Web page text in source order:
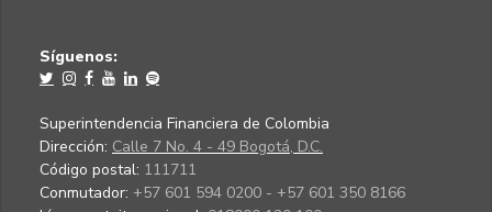
Síguenos:
Superintendencia Financiera de Colombia
Dirección: Calle 7 No. 4 - 49 Bogotá, D.C.
Código postal: 111711
Conmutador: +57 601 594 0200 - +57 601 350 8166